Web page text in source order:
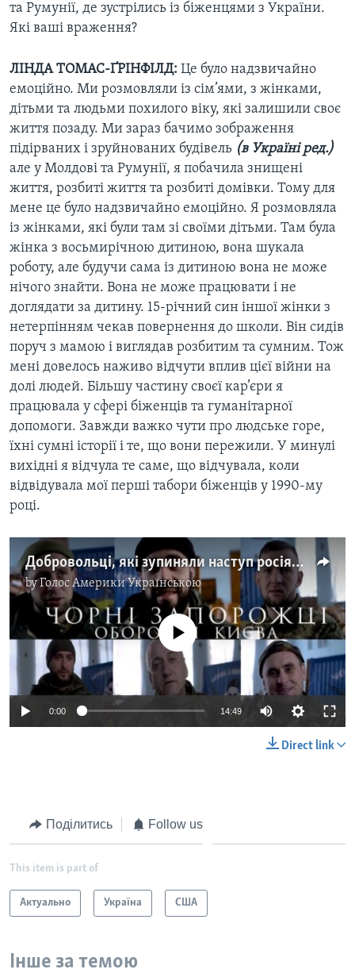
та Румунії, де зустрілись із біженцями з України.
Які ваші враження?
ЛІНДА ТОМАС-ҐРІНФІЛД: Це було надзвичайно
емоційно. Ми розмовляли із сім’ями, з жінками,
дітьми та людьми похилого віку, які залишили своє
життя позаду. Ми зараз бачимо зображення
підірваних і зруйнованих будівель (в Україні ред.)
але у Молдові та Румунії, я побачила знищені
життя, розбиті життя та розбиті домівки. Тому для
мене це було надзвичайно емоційно. Я розмовляла
із жінками, які були там зі своїми дітьми. Там була
жінка з восьмирічною дитиною, вона шукала
роботу, але будучи сама із дитиною вона не може
нічого знайти. Вона не може працювати і не
доглядати за дитину. 15-річний син іншої жінки з
нетерпінням чекав повернення до школи. Він сидів
поруч з мамою і виглядав розбитим та сумним. Тож
мені довелось наживо відчути вплив цієї війни на
долі людей. Більшу частину своєї кар’єри я
працювала у сфері біженців та гуманітарної
допомоги. Завжди важко чути про людське горе,
їхні сумні історії і те, що вони пережили. У минулі
вихідні я відчула те саме, що відчувала, коли
відвідувала мої перші табори біженців у 1990-му
році.
Добровольці, які зупиняли наступ росіян на Київ
byГолос Америки Українською
No media source currently available
0:00 14:49
Direct link
Поділитись Follow us
This item is part of
Актуально Україна США
Інше за темою